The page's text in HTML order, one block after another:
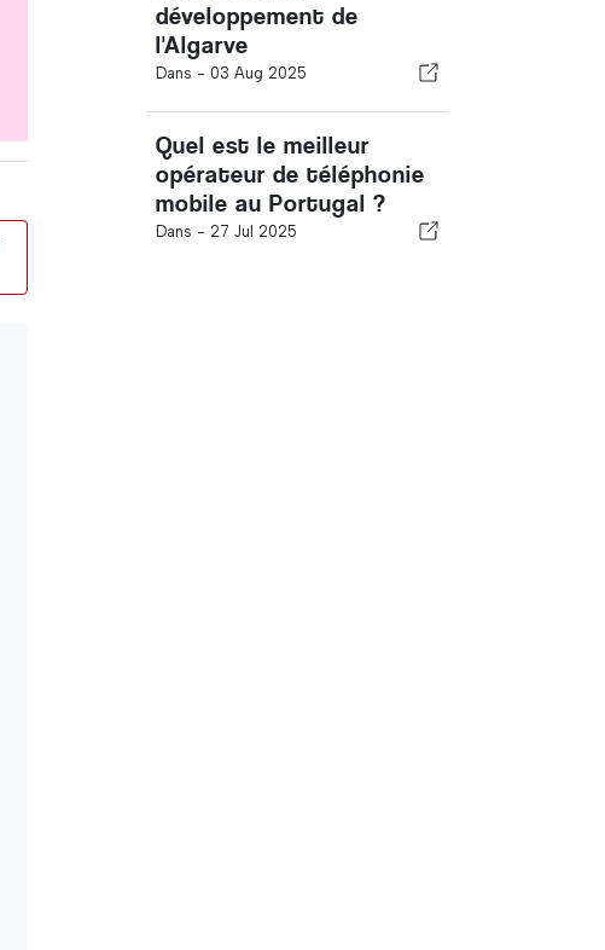
développement de
l'Algarve
Dans - 03 Aug 2025
Quel est le meilleur
opérateur de téléphonie
mobile au Portugal ?
Dans - 27 Jul 2025